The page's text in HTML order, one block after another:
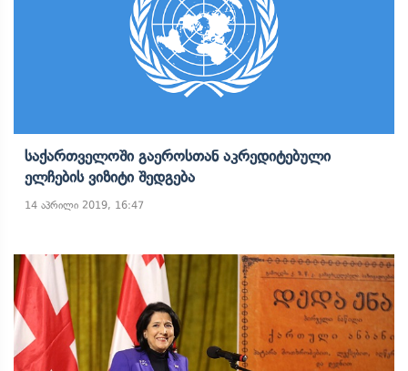
Საქართველოში Გაეროსთან Აკრედიტებული
Ელჩების Ვიზიტი Შედგება
14 აპრილი 2019, 16:47